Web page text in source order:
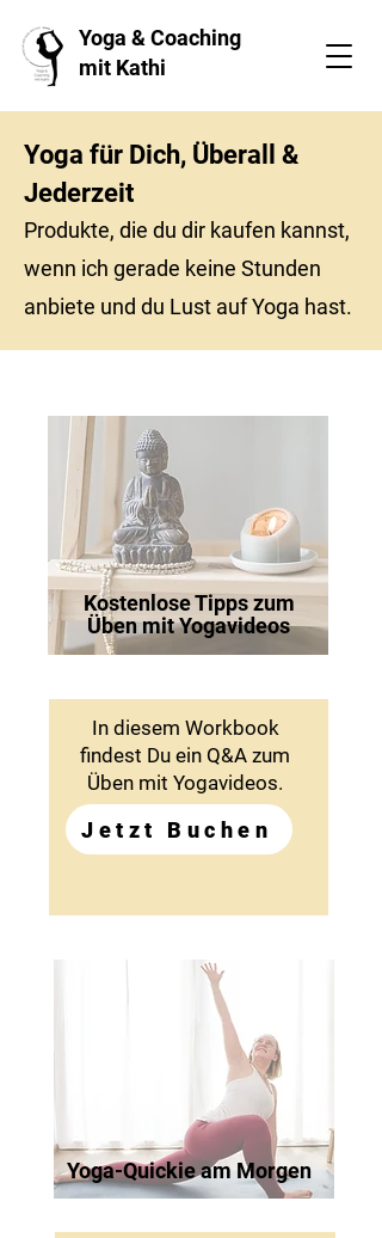
Yoga & Coaching
mit Kathi
Yoga für Dich, Überall &
Jederzeit
Produkte, die du dir kaufen kannst,
wenn ich gerade keine Stunden
anbiete und du Lust auf Yoga hast.
Kostenlose Tipps zum
Üben mit Yogavideos
In diesem Workbook
findest Du ein Q&A zum
Üben mit Yogavideos.
Jetzt Buchen
Yoga-Quickie am Morgen